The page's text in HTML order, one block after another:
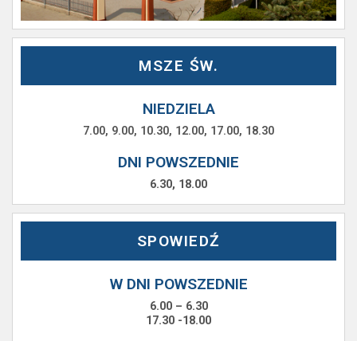
MSZE ŚW.
NIEDZIELA
7.00, 9.00, 10.30, 12.00, 17.00, 18.30
DNI POWSZEDNIE
6.30, 18.00
SPOWIEDŹ
W DNI POWSZEDNIE
6.00 – 6.30
17.30 -18.00